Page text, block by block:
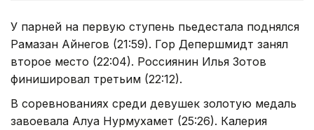
У парней на первую ступень пьедестала поднялся
Рамазан Айнегов (21:59). Гор Депершмидт занял
второе место (22:04). Россиянин Илья Зотов
финишировал третьим (22:12).
В соревнованиях среди девушек золотую медаль
завоевала Алуа Нурмухамет (25:26). Калерия